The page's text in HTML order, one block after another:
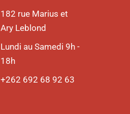
182 rue Marius et
Ary Leblond
Lundi au Samedi 9h -
18h
+262 692 68 92 63